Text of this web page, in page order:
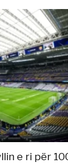
e ri për